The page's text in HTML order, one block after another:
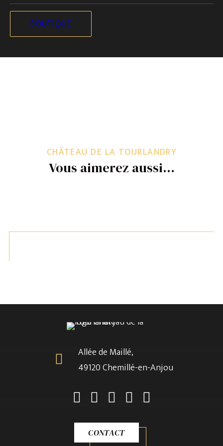
BOUTIQUE
jeu de piste en équipes!
de renseignements.
Vous aimerez aussi…
CHÂTEAU DE LA TOURLANDRY
CLUEDO® Géant
Allée de Maillé,
49120 Chemillé-en-Anjou
CONTACT